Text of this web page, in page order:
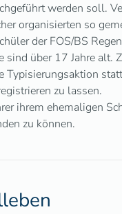
werden soll.
organisierten so
der FOS/BS
sind über 17 Jahre
zu lassen.
ihrem ehemaligen
zu können.